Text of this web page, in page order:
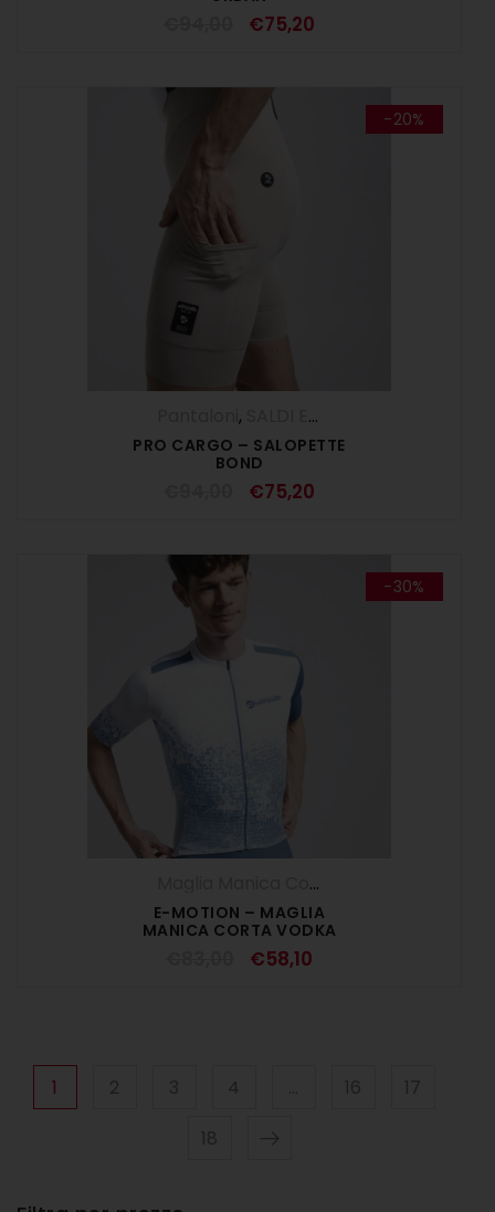
€75,20
-20%
,
PRO CARGO – SALOPETTE
BOND
€75,20
-30%
Maglia Manica Corta
E-MOTION – MAGLIA
MANICA CORTA VODKA
€58,10
1 2 3 4 16
17
18